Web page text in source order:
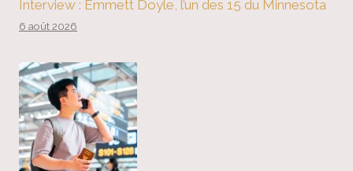
Interview : Emmett Doyle, l’un des 15 du Minnesota
6 août 2026